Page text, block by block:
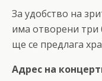
За удобство на
има отворени три
ще се предлага
Адрес на